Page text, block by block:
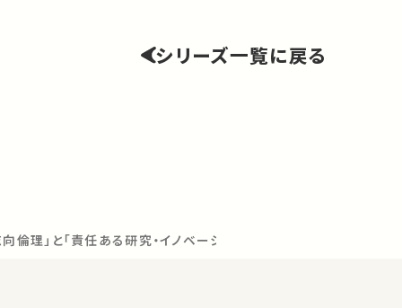
シリーズ一覧に戻る
倫理」と「責任ある研究・イノベーション」